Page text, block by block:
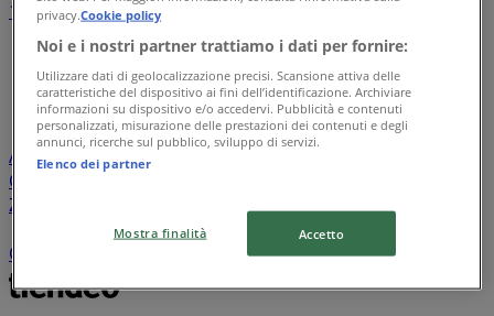
1 345
35
Lidl
Eurospin Conad Coop MD Esselunga
Unieuro
Maury's Risparmio Casa Decò
Conad Superstore
KiK Spazio Conad
Tigotà
Acqua & Sapone
PENNY Euronics
Centesimo
Zara
Conad City Il Gigante Expert
Aldi Sisa Trony Kymco
Carrefour Market
Valleverde Vodafone PrimoPrezzo
privacy.Cookie policy
Noi e i nostri partner trattiamo i dati per fornire:
Utilizzare dati di geolocalizzazione precisi. Scansione attiva delle
caratteristiche del dispositivo ai fini dell’identificazione. Archiviare
informazioni su dispositivo e/o accedervi. Pubblicità e contenuti
personalizzati, misurazione delle prestazioni dei contenuti e degli
annunci, ricerche sul pubblico, sviluppo di servizi.
Elenco dei partner
Mostra finalità Accetto